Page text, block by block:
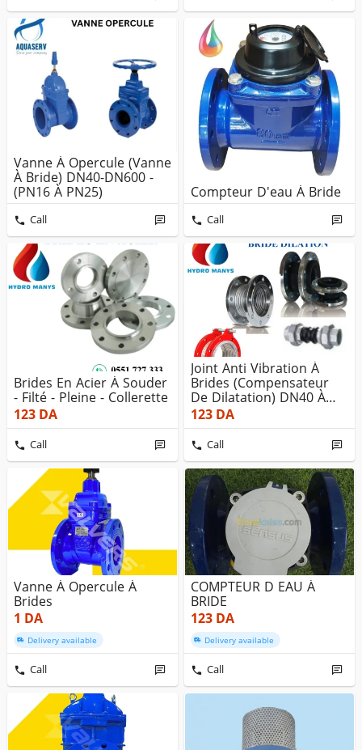
Vanne À Opercule (Vanne
À Bride) DN40-DN600 -
(PN16 À PN25)
Call
Compteur D'eau À Bride
Call
Brides En Acier À Souder
- Filté - Pleine - Collerette
123DA
Call
Joint Anti Vibration À
Brides (Compensateur
De Dilatation) DN40 À
300 ...
123DA
Call
Vanne À Opercule À
Brides
1 DA
Delivery available
Call
COMPTEUR D EAU À
BRIDE
123DA
Delivery available
Call